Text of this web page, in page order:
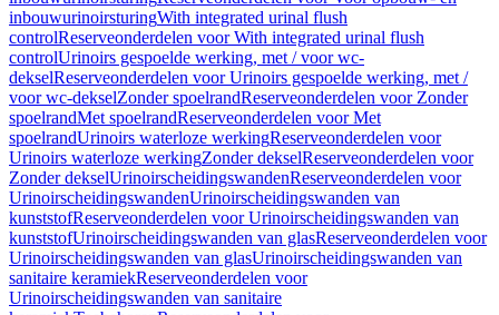
inbouwurinoirsturingWith integrated urinal flush
controlReserveonderdelen voor With integrated urinal flush
controlUrinoirs gespoelde werking, met / voor wc-
dekselReserveonderdelen voor Urinoirs gespoelde werking, met /
voor wc-dekselZonder spoelrandReserveonderdelen voor Zonder
spoelrandMet spoelrandReserveonderdelen voor Met
spoelrandUrinoirs waterloze werkingReserveonderdelen voor
Urinoirs waterloze werkingZonder dekselReserveonderdelen voor
Zonder dekselUrinoirscheidingswandenReserveonderdelen voor
UrinoirscheidingswandenUrinoirscheidingswanden van
kunststofReserveonderdelen voor Urinoirscheidingswanden van
kunststofUrinoirscheidingswanden van glasReserveonderdelen voor
Urinoirscheidingswanden van glasUrinoirscheidingswanden van
sanitaire keramiekReserveonderdelen voor
Urinoirscheidingswanden van sanitaire